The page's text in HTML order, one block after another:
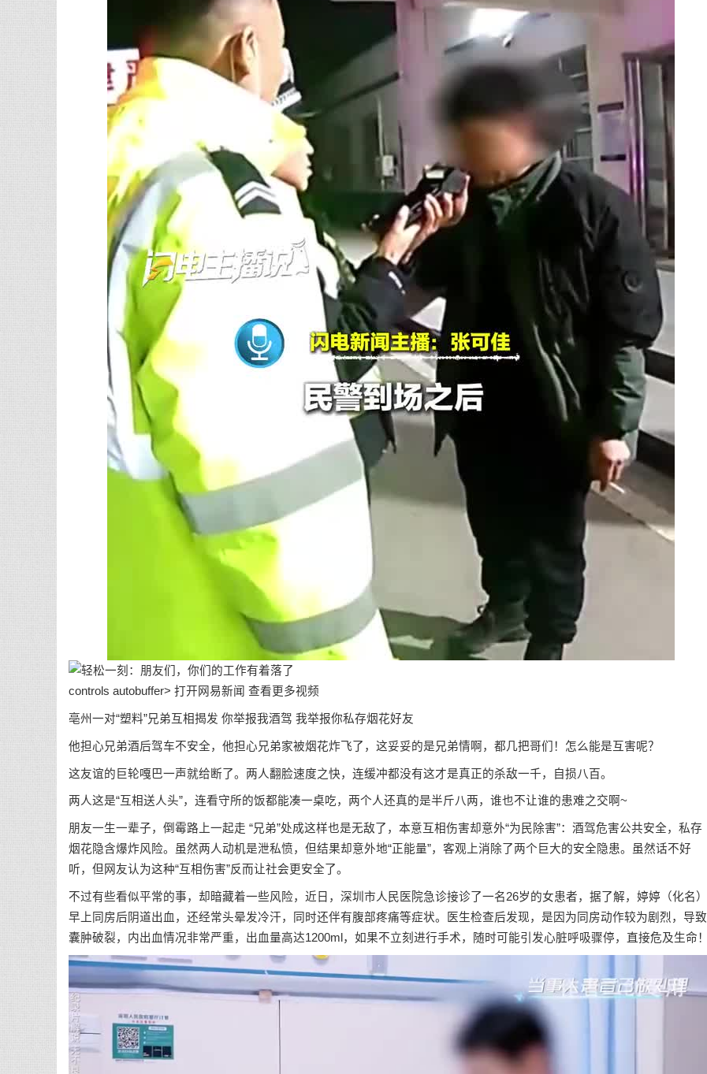
controls autobuffer> 打开网易新闻 查看更多视频
亳州一对“塑料”兄弟互相揭发 你举报我酒驾 我举报你私存烟花好友
他担心兄弟酒后驾车不安全，他担心兄弟家被烟花炸飞了，这妥妥的是兄弟情啊，都几把哥们！怎么能是互害呢？
这友谊的巨轮嘎巴一声就给断了。两人翻脸速度之快，连缓冲都没有这才是真正的杀敌一千，自损八百。
两人这是“互相送人头”，连看守所的饭都能凑一桌吃，两个人还真的是半斤八两，谁也不让谁的患难之交啊~
朋友一生一辈子，倒霉路上一起走 “兄弟”处成这样也是无敌了，本意互相伤害却意外“为民除害”：酒驾危害公共安全，私存
烟花隐含爆炸风险。虽然两人动机是泄私愤，但结果却意外地“正能量”，客观上消除了两个巨大的安全隐患。虽然话不好
听，但网友认为这种“互相伤害”反而让社会更安全了。
不过有些看似平常的事，却暗藏着一些风险，近日，深圳市人民医院急诊接诊了一名26岁的女患者，据了解，婷婷（化名）
早上同房后阴道出血，还经常头晕发冷汗，同时还伴有腹部疼痛等症状。医生检查后发现，是因为同房动作较为剧烈，导致
囊肿破裂，内出血情况非常严重，出血量高达1200ml，如果不立刻进行手术，随时可能引发心脏呼吸骤停，直接危及生命！